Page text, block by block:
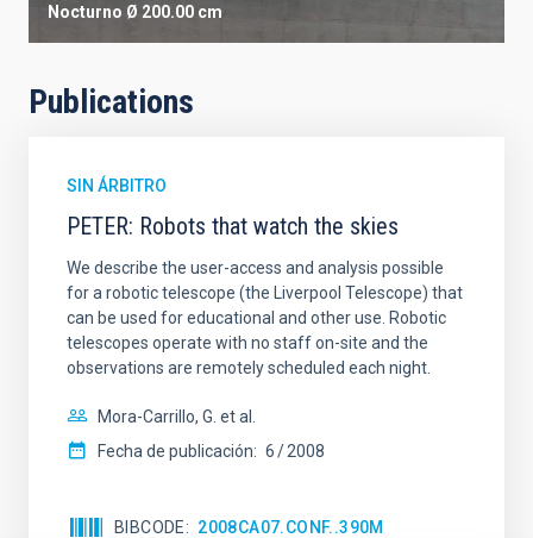
Nocturno Ø 200.00 cm
Publications
SIN ÁRBITRO
PETER: Robots that watch the skies
We describe the user-access and analysis possible
for a robotic telescope (the Liverpool Telescope) that
can be used for educational and other use. Robotic
telescopes operate with no staff on-site and the
observations are remotely scheduled each night.
Mora-Carrillo, G. et al.
Fecha de publicación: 6 2008
BIBCODE 2008CA07.CONF..390M